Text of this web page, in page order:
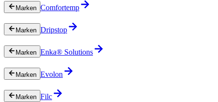
Marken Comfortemp
Marken Dripstop
Marken Enka® Solutions
Marken Evolon
Marken Filc